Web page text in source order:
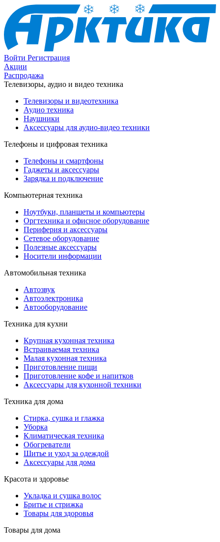
Войти Регистрация
Акции
Распродажа
Телевизоры, аудио и видео техника
Телевизоры и видеотехника
Аудио техника
Наушники
Аксессуары для аудио-видео техники
Телефоны и цифровая техника
Телефоны и смартфоны
Гаджеты и аксессуары
Зарядка и подключение
Компьютерная техника
Ноутбуки, планшеты и компьютеры
Оргтехника и офисное оборудование
Периферия и аксессуары
Cетевое оборудование
Полезные аксессуары
Носители информации
Автомобильная техника
Автозвук
Автоэлектроника
Автооборудование
Техника для кухни
Крупная кухонная техника
Встраиваемая техника
Малая кухонная техника
Приготовление пищи
Приготовление кофе и напитков
Аксессуары для кухонной техники
Техника для дома
Стирка, сушка и глажка
Уборка
Климатическая техника
Обогреватели
Шитье и уход за одеждой
Аксессуары для дома
Красота и здоровье
Укладка и сушка волос
Бритье и стрижка
Товары для здоровья
Товары для дома